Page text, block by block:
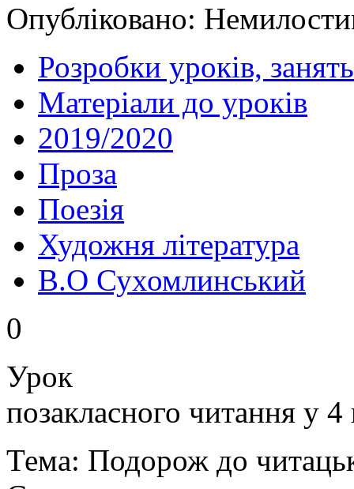
Опубліковано:
Розробки уроків, занять
Матеріали до уроків
2019/2020
Проза
Поезія
Художня література
В.О Сухомлинський
0
Урок
позакласного читання у 4
Тема: Подорож до